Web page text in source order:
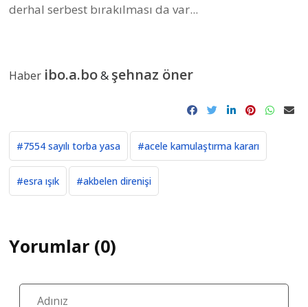
derhal serbest bırakılması da var...
Haber ibo.a.bo& şehnaz öner
#7554 sayılı torba yasa #acele kamulaştırma kararı
#esra ışık #akbelen direnişi
Yorumlar (0)